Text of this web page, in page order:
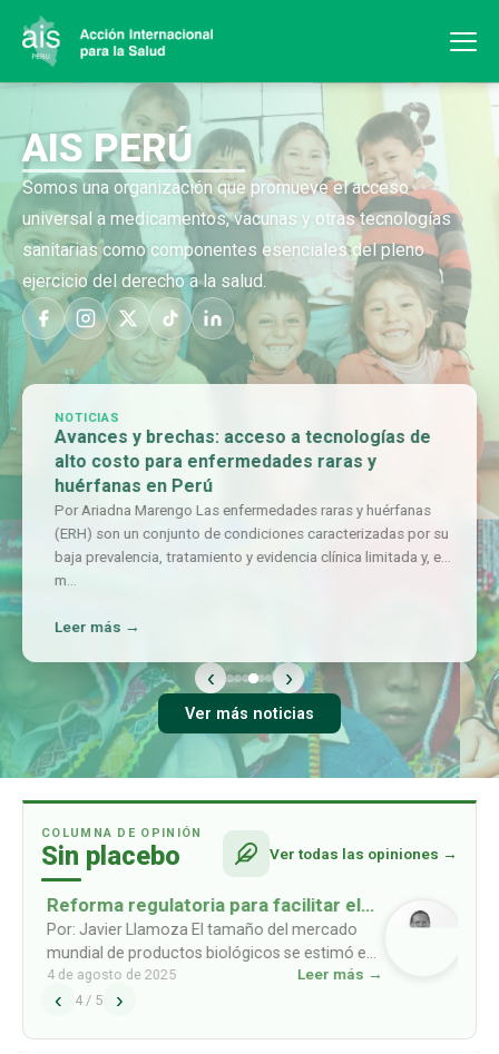
AIS PERÚ
Somos una organización que promueve el acceso
universal a medicamentos, vacunas y otras tecnologías
sanitarias como componentes esenciales del pleno
ejercicio del derecho a la salud.
NOTICIAS
Avances y brechas: acceso a tecnologías de
alto costo para enfermedades raras y
huérfanas en Perú
Por Ariadna Marengo Las enfermedades raras y huérfanas
(ERH) son un conjunto de condiciones caracterizadas por su
baja prevalencia, tratamiento y evidencia clínica limitada y, en
m…
Leer más →
‹ ›
Ver más noticias
COLUMNA DE OPINIÓN
Sin placebo Ver todas las opiniones →
Reforma regulatoria para facilitar el
acceso a biosimilares
Por: Javier Llamoza El tamaño del mercado
mundial de productos biológicos se estimó en
USD 461mil millones en 2022, y se prevé que
alcance los USD 1009 mil millones para 2030.
4 de agosto de 2025 Leer más →
‹ 4 / 5 ›